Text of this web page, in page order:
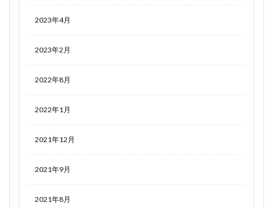
2023年4月
2023年2月
2022年8月
2022年1月
2021年12月
2021年9月
2021年8月